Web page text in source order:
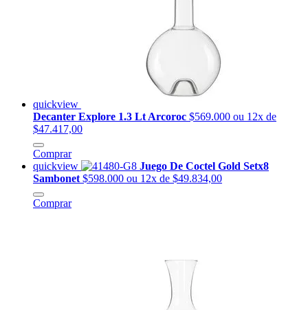
quickview
Decanter Explore 1.3 Lt Arcoroc $569.000 ou 12x de
$47.417,00
Comprar
quickview
Juego De Coctel Gold Setx8
Sambonet $598.000 ou 12x de $49.834,00
Comprar